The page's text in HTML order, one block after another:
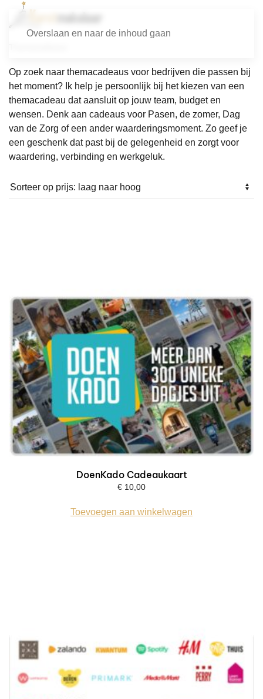
Overslaan en naar de inhoud gaan
Op zoek naar themacadeaus voor bedrijven die passen bij
het moment? Ik help je persoonlijk bij het kiezen van een
themacadeau dat aansluit op jouw team, budget en
wensen. Denk aan cadeaus voor Pasen, de zomer, Dag
van de Zorg of een ander waarderingsmoment. Zo geef je
een geschenk dat past bij de gelegenheid en zorgt voor
waardering, verbinding en werkgeluk.
DoenKado Cadeaukaart
€ 10,00
Toevoegen aan winkelwagen